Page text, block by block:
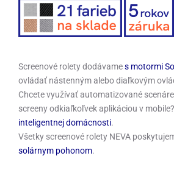
Screenové rolety dodávames motormi
ovládať nástenným alebo diaľkovým
Chcete využívať automatizované
screeny odkiaľkoľvek aplikáciou v
inteligentnej domácnosti.
Všetky screenové rolety NEVA
solárnym pohonom.